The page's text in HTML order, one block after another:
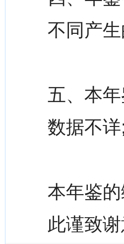
不同产
五、本
数据不
本年鉴
此谨致